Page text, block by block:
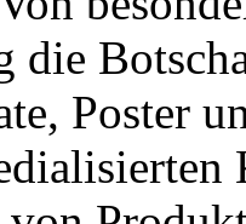
die
Poster